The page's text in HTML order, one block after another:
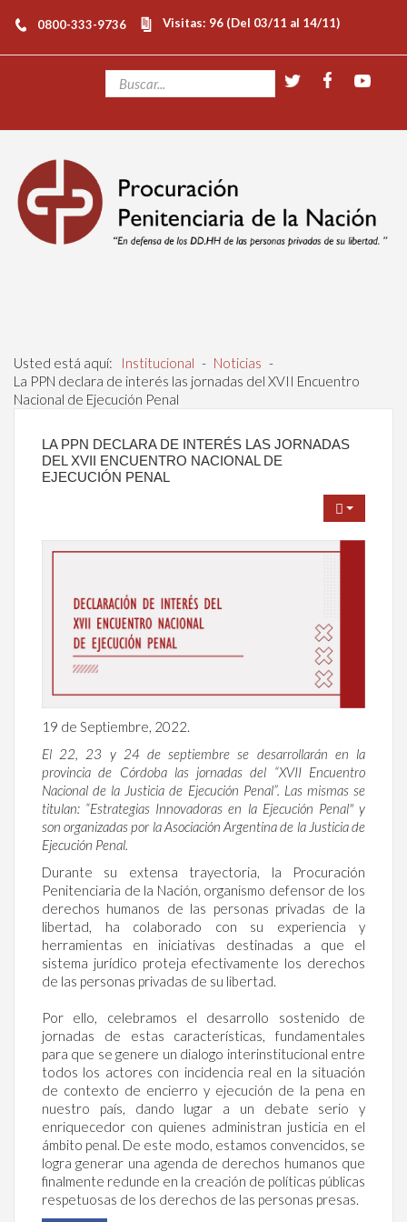
0800-333-9736 Visitas: 96 (Del 03/11 al 14/11)
Usted está aquí: Institucional - Noticias -
La PPN declara de interés las jornadas del XVII Encuentro
Nacional de Ejecución Penal
LA PPN DECLARA DE INTERÉS LAS JORNADAS
DEL XVII ENCUENTRO NACIONAL DE
EJECUCIÓN PENAL
19 de Septiembre, 2022.
El 22, 23 y 24 de septiembre se desarrollarán en la
provincia de Córdoba las jornadas del “XVII Encuentro
Nacional de la Justicia de Ejecución Penal”. Las mismas se
titulan: “Estrategias Innovadoras en la Ejecución Penal" y
son organizadas por la Asociación Argentina de la Justicia de
Ejecución Penal.
Durante su extensa trayectoria, la Procuración
Penitenciaria de la Nación, organismo defensor de los
derechos humanos de las personas privadas de la
libertad, ha colaborado con su experiencia y
herramientas en iniciativas destinadas a que el
sistema jurídico proteja efectivamente los derechos
de las personas privadas de su libertad.
Por ello, celebramos el desarrollo sostenido de
jornadas de estas características, fundamentales
para que se genere un dialogo interinstitucional entre
todos los actores con incidencia real en la situación
de contexto de encierro y ejecución de la pena en
nuestro país, dando lugar a un debate serio y
enriquecedor con quienes administran justicia en el
ámbito penal. De este modo, estamos convencidos, se
logra generar una agenda de derechos humanos que
finalmente redunde en la creación de políticas públicas
respetuosas de los derechos de las personas presas.